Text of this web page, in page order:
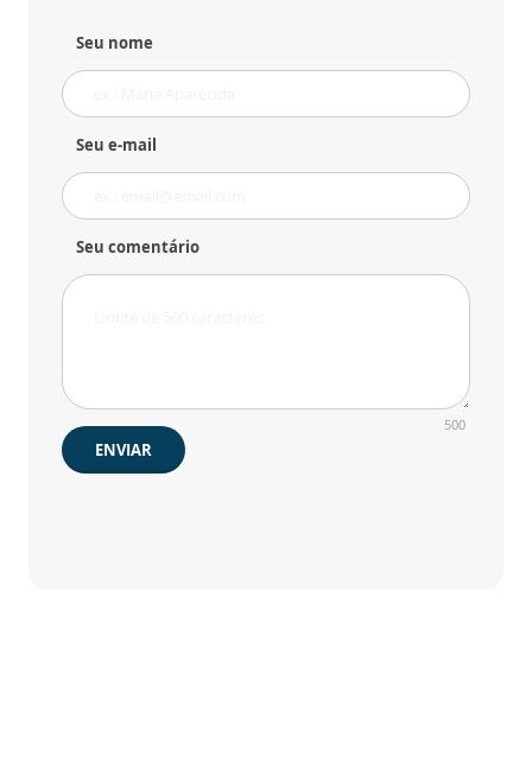
Seu nome
Seu e-mail
Seu comentário
500
ENVIAR